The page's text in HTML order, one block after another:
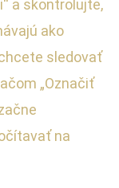
a skontrolujte,
ako
sledovať
„Označiť
na